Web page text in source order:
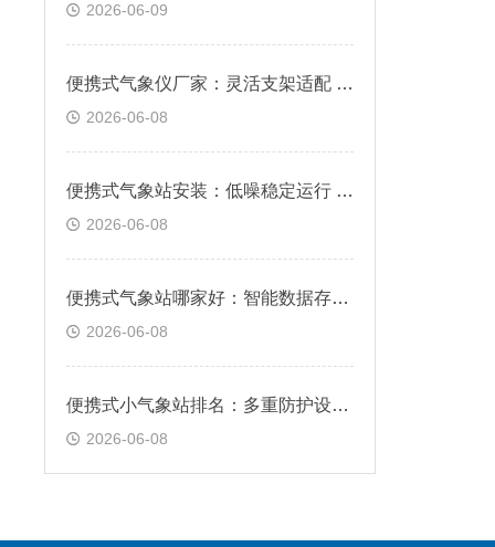
2026-06-09
便携式气象仪厂家：灵活支架适配 各类地形平稳布设
2026-06-08
便携式气象站安装：低噪稳定运行 长期监测无忧运转
2026-06-08
便携式气象站哪家好：智能数据存储 历史记录随时调取
2026-06-08
便携式小气象站排名：多重防护设计 户外工况安心使用
2026-06-08